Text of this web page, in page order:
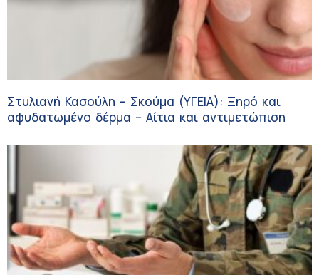
Στυλιανή Κασούλη – Σκούμα (ΥΓΕΙΑ): Ξηρό και
αφυδατωμένο δέρμα – Αίτια και αντιμετώπιση